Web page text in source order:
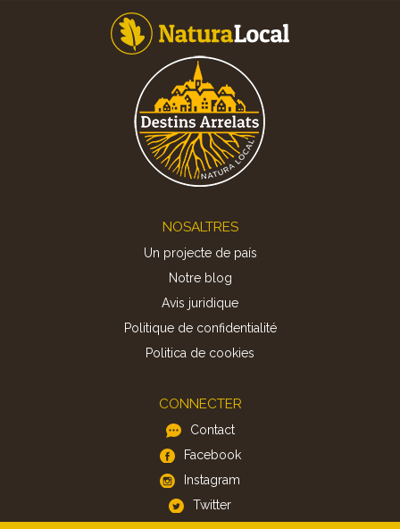
NOSALTRES
Un projecte de país
Notre blog
Avis juridique
Politique de confidentialité
Politica de cookies
CONNECTER
Contact
Facebook
Instagram
Twitter